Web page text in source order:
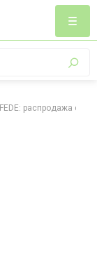
FEDE: распродажа